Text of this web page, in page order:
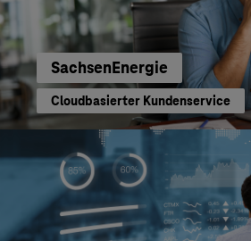
SachsenEnergie
Cloudbasierter Kundenservice